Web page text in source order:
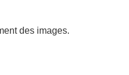
des images.